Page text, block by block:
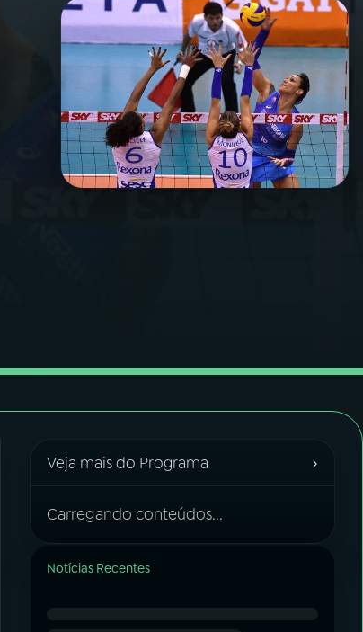
Veja mais do Programa ›
Carregando conteúdos...
Notícias Recentes